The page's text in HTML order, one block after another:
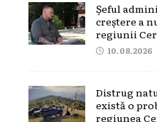
Șeful
creștere a
regiunii
10.08.2026
Distrug
există o
regiunea